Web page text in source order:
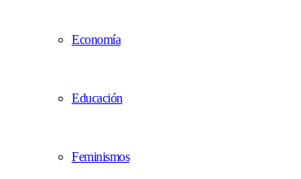
Economía
Educación
Feminismos